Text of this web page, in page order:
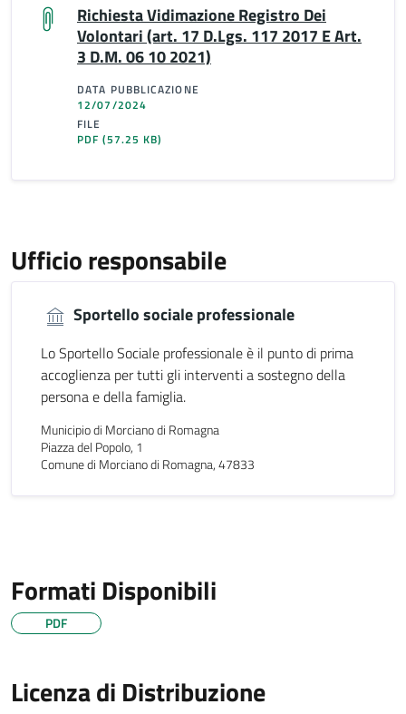
Richiesta Vidimazione Registro Dei
Volontari (art. 17 D.Lgs. 117 2017 E Art.
3 D.M. 06 10 2021)
DATA PUBBLICAZIONE
12/07/2024
FILE
PDF(57.25 KB)
Ufficio responsabile
Sportello sociale professionale
Lo Sportello Sociale professionale è il punto di prima
accoglienza per tutti gli interventi a sostegno della
persona e della famiglia.
Municipio di Morciano di Romagna
Piazza del Popolo, 1
Comune di Morciano di Romagna, 47833
Formati Disponibili
PDF
Licenza di Distribuzione